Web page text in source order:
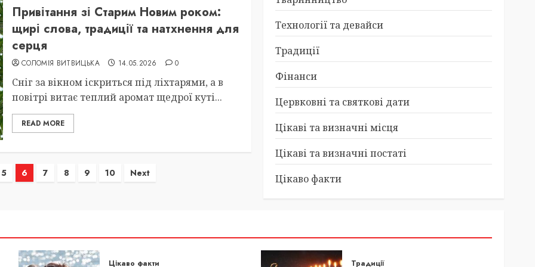
Привітання зі Старим Новим роком:
щирі слова, традиції та натхнення для
серця
СОЛОМІЯ ВИТВИЦЬКА 14.05.2026 0
Сніг за вікном іскриться під ліхтарями, а в
повітрі витає теплий аромат щедрої куті...
READ MORE
5 6 7 8 9 10 Next
Технології та девайси
Традиції
Фінанси
Цервковні та святкові дати
Цікаві та визначні місця
Цікаві та визначні постаті
Цікаво факти
Цікаво факти Традиції